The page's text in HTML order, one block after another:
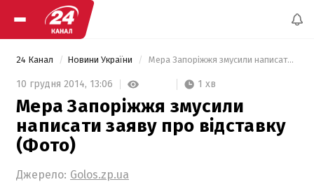
24 Канал Новини України Мера Запоріжжя змусили написати заяву про відставку (Фото)
10 грудня 2014, 13:06 1 хв
Мера Запоріжжя змусили
написати заяву про відставку
(Фото)
Джерело: Golos.zp.ua